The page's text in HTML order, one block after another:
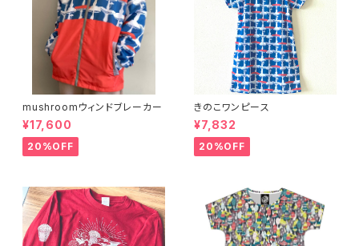
mushroomウィンドブレーカー
¥17,600
20%OFF
きのこワンピース
¥7,832
20%OFF